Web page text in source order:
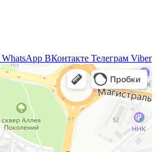
WhatsApp ВКонтакте Телеграм Viber